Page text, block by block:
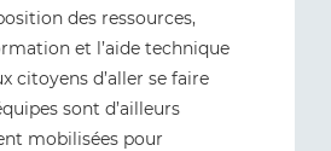
des ressources,
et l’aide technique
citoyens d’aller se faire
sont d’ailleurs
mobilisées pour